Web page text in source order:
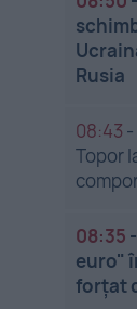
Rusia
08:43 -
Topor
08:35 -
euro"
forțat